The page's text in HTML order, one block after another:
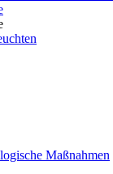
Maßnahmen